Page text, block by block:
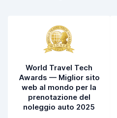
World Travel Tech
Awards — Miglior sito
web al mondo per la
prenotazione del
noleggio auto 2025